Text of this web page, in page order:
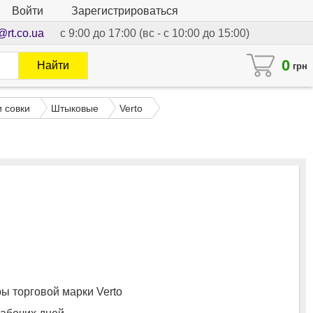
Войти
Зарегистрироваться
с 9:00 до 17:00 (вс - с 10:00 до 15:00)
0 грн
Найти
совки Штыковые Verto
торговой марки Verto